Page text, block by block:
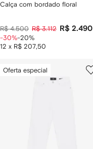
Calça com bordado floral
R$ 4.500 R$ 3.112 R$ 2.490
12 x R$ 207,50
-30%-20%
Oferta especial